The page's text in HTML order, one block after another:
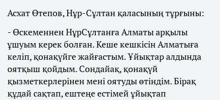
Асхат Өтепов, Нұр-Сұлтан қаласының тұрғыны:
- Өскеменнен НұрСұлтанға Алматы арқылы
ұшуым керек болған. Кеше кешкісін Алматыға
келіп, қонақүйге жайғастым. Ұйықтар алдында
оятқыш қойдым. Сондайақ, қонақүй
қызметкерлерінен мені оятуды өтіндім. Бірақ
құдай сақтап, ештеңе естімей ұйықтап